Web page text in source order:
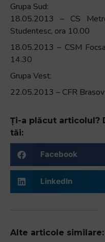
Grupa Sud:
18.05.2013 – CS
Studentesc, ora 10.00
18.05.2013 – CSM
14.30
Grupa Vest:
22.05.2013 – CFR
Ți-a plăcut articolul?
tăi:
Facebook
LinkedIn
Alte articole similare: